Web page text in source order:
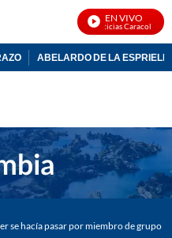
EN VIVO
Noticias Caracol En
ABELARDO DE LA
se hacía pasar por miembro de grupo